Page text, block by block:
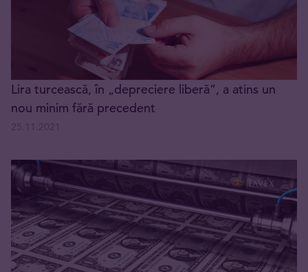
Lira turcească, în „depreciere liberă”, a atins un
nou minim fără precedent